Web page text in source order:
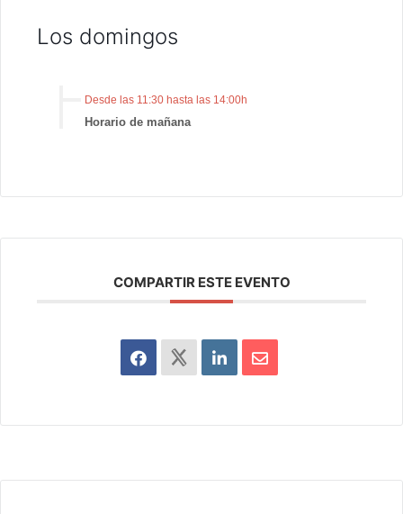
Los domingos
Desde las 11:30 hasta las 14:00h
Horario de mañana
COMPARTIR ESTE EVENTO